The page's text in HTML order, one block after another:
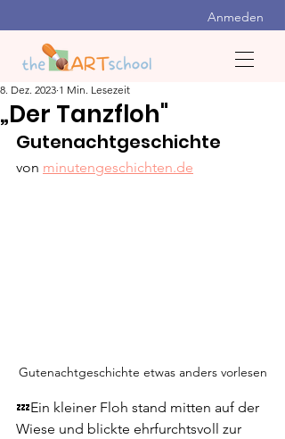
Anmeden
„Der Tanzfloh"
8. Dez. 2023 1 Min. Lesezeit
Gutenachtgeschichte
von minutengeschichten.de
Gutenachtgeschichte etwas anders vorlesen
💤Ein kleiner Floh stand mitten auf der
Wiese und blickte ehrfurchtsvoll zur